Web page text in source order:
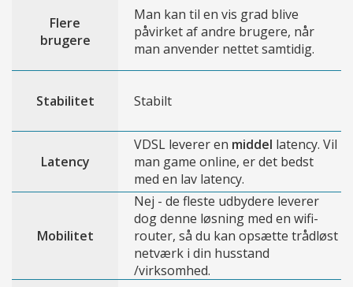
Flere
brugere
Man kan til en vis grad blive
påvirket af andre brugere, når
man anvender nettet samtidig.
Stabilitet Stabilt
Latency
VDSL leverer en middel latency. Vil
man game online, er det bedst
med en lav latency.
Mobilitet
Nej - de fleste udbydere leverer
dog denne løsning med en wifi-
router, så du kan opsætte trådløst
netværk i din husstand
/virksomhed.